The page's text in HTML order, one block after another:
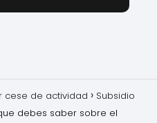
cese de actividad
Subsidio
debes saber sobre el